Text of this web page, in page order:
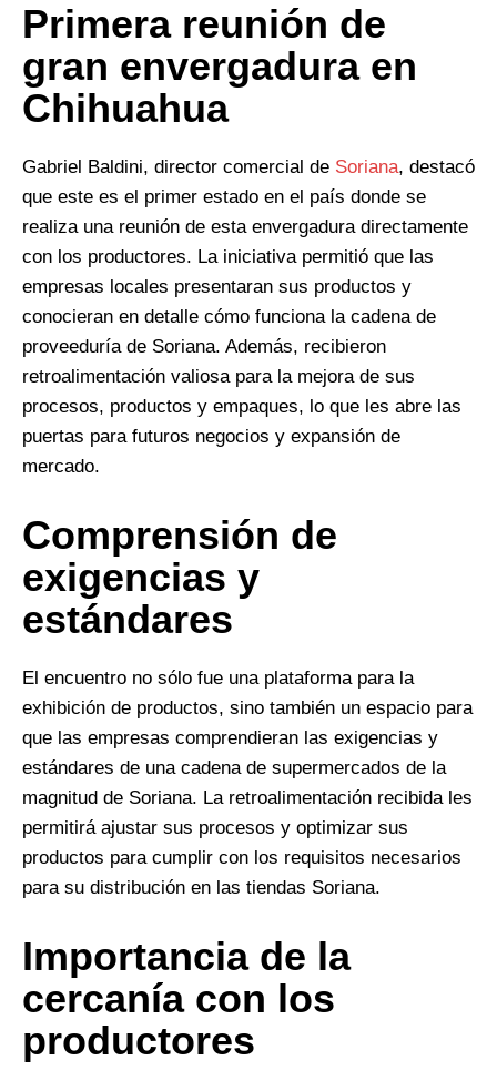
Primera reunión de
gran envergadura en
Chihuahua
Gabriel Baldini, director comercial de Soriana, destacó
que este es el primer estado en el país donde se
realiza una reunión de esta envergadura directamente
con los productores. La iniciativa permitió que las
empresas locales presentaran sus productos y
conocieran en detalle cómo funciona la cadena de
proveeduría de Soriana. Además, recibieron
retroalimentación valiosa para la mejora de sus
procesos, productos y empaques, lo que les abre las
puertas para futuros negocios y expansión de
mercado.
Comprensión de
exigencias y
estándares
El encuentro no sólo fue una plataforma para la
exhibición de productos, sino también un espacio para
que las empresas comprendieran las exigencias y
estándares de una cadena de supermercados de la
magnitud de Soriana. La retroalimentación recibida les
permitirá ajustar sus procesos y optimizar sus
productos para cumplir con los requisitos necesarios
para su distribución en las tiendas Soriana.
Importancia de la
cercanía con los
productores